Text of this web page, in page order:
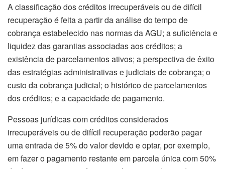
A classificação dos créditos irrecuperáveis ou de difícil
recuperação é feita a partir da análise do tempo de
cobrança estabelecido nas normas da AGU; a suficiência e
liquidez das garantias associadas aos créditos; a
existência de parcelamentos ativos; a perspectiva de êxito
das estratégias administrativas e judiciais de cobrança; o
custo da cobrança judicial; o histórico de parcelamentos
dos créditos; e a capacidade de pagamento.
Pessoas jurídicas com créditos considerados
irrecuperáveis ou de difícil recuperação poderão pagar
uma entrada de 5% do valor devido e optar, por exemplo,
em fazer o pagamento restante em parcela única com 50%